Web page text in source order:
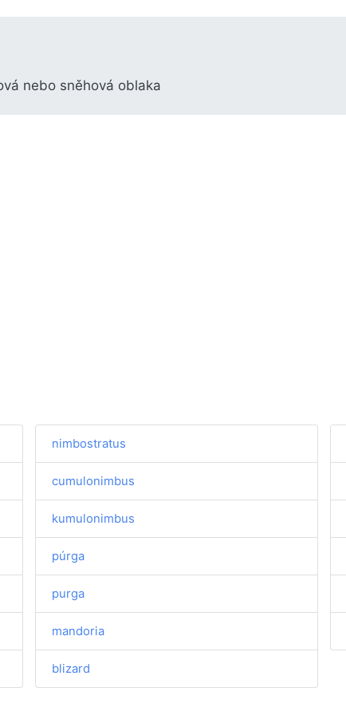
nebo sněhová oblaka
nimbostratus
cumulonimbus
kumulonimbus
púrga
purga
mandoria
blizard